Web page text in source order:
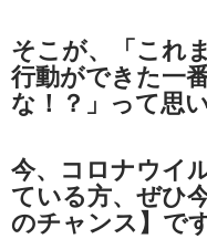
そこが、「これ
行動ができた一
な！？」って思い
今、コロナウイ
ている方、ぜひ
のチャンス】で